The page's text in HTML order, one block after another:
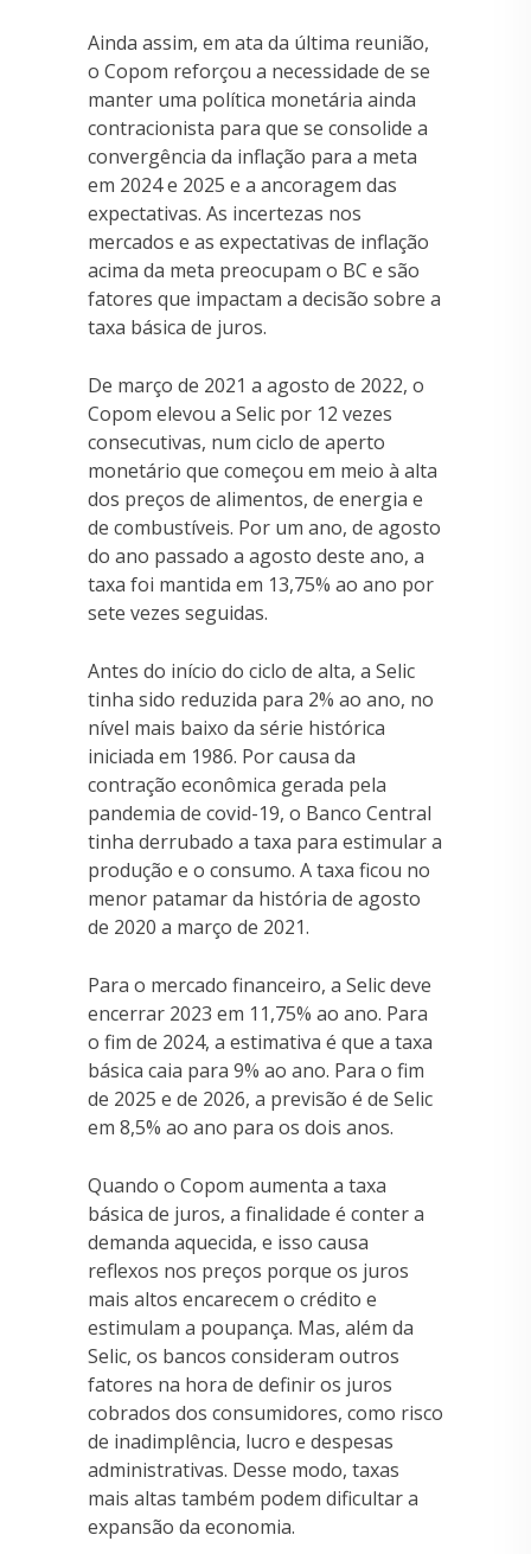
Ainda assim, em ata da última reunião,
o Copom reforçou a necessidade de se
manter uma política monetária ainda
contracionista para que se consolide a
convergência da inflação para a meta
em 2024 e 2025 e a ancoragem das
expectativas. As incertezas nos
mercados e as expectativas de inflação
acima da meta preocupam o BC e são
fatores que impactam a decisão sobre a
taxa básica de juros.
De março de 2021 a agosto de 2022, o
Copom elevou a Selic por 12 vezes
consecutivas, num ciclo de aperto
monetário que começou em meio à alta
dos preços de alimentos, de energia e
de combustíveis. Por um ano, de agosto
do ano passado a agosto deste ano, a
taxa foi mantida em 13,75% ao ano por
sete vezes seguidas.
Antes do início do ciclo de alta, a Selic
tinha sido reduzida para 2% ao ano, no
nível mais baixo da série histórica
iniciada em 1986. Por causa da
contração econômica gerada pela
pandemia de covid-19, o Banco Central
tinha derrubado a taxa para estimular a
produção e o consumo. A taxa ficou no
menor patamar da história de agosto
de 2020 a março de 2021.
Para o mercado financeiro, a Selic deve
encerrar 2023 em 11,75% ao ano. Para
o fim de 2024, a estimativa é que a taxa
básica caia para 9% ao ano. Para o fim
de 2025 e de 2026, a previsão é de Selic
em 8,5% ao ano para os dois anos.
Quando o Copom aumenta a taxa
básica de juros, a finalidade é conter a
demanda aquecida, e isso causa
reflexos nos preços porque os juros
mais altos encarecem o crédito e
estimulam a poupança. Mas, além da
Selic, os bancos consideram outros
fatores na hora de definir os juros
cobrados dos consumidores, como risco
de inadimplência, lucro e despesas
administrativas. Desse modo, taxas
mais altas também podem dificultar a
expansão da economia.